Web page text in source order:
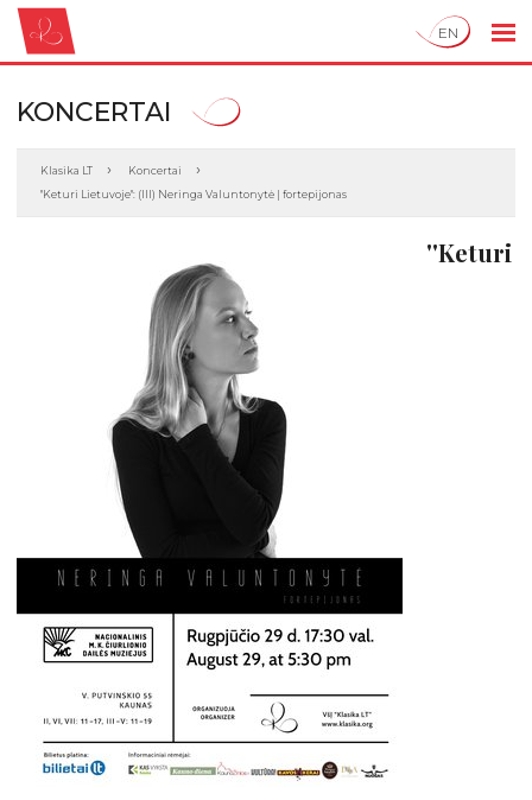
EN
KONCERTAI
Klasika LT
Koncertai
''Keturi Lietuvoje'': (III) Neringa Valuntonytė | fortepijonas
''Keturi